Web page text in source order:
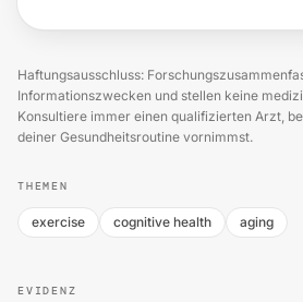
Haftungsausschluss:
Informationszwecken und stellen keine
Konsultiere immer einen qualifizierten Arzt,
deiner Gesundheitsroutine vornimmst.
THEMEN
exercise cognitive health aging
EVIDENZ